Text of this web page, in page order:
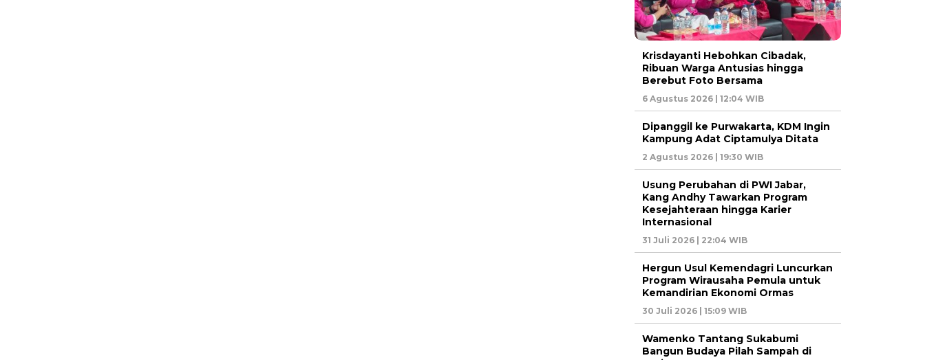
Krisdayanti Hebohkan Cibadak,
Ribuan Warga Antusias hingga
Berebut Foto Bersama
6 Agustus 2026 | 12:04 WIB
Dipanggil ke Purwakarta, KDM Ingin
Kampung Adat Ciptamulya Ditata
2 Agustus 2026 | 19:30 WIB
Usung Perubahan di PWI Jabar,
Kang Andhy Tawarkan Program
Kesejahteraan hingga Karier
Internasional
31 Juli 2026 | 22:04 WIB
Hergun Usul Kemendagri Luncurkan
Program Wirausaha Pemula untuk
Kemandirian Ekonomi Ormas
30 Juli 2026 | 15:09 WIB
Wamenko Tantang Sukabumi
Bangun Budaya Pilah Sampah di